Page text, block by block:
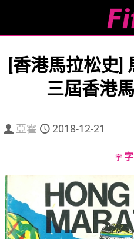
[香港馬拉松史]
三屆香港
亞霍 2018-12-21
字
size.
字